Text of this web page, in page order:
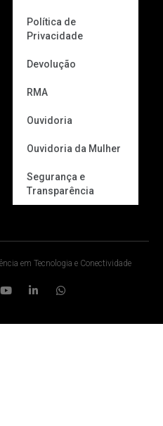
Política de
Privacidade
Devolução
RMA
Ouvidoria
Ouvidoria da Mulher
Segurança e
Transparência
em Tecnologia e Conectividade